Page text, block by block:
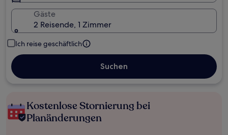
Gäste
2 Reisende, 1 Zimmer
Ich reise geschäftlich
Suchen
Kostenlose Stornierung bei
Planänderungen